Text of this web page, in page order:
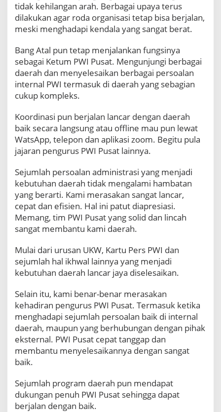
tidak kehilangan arah. Berbagai upaya terus
dilakukan agar roda organisasi tetap bisa berjalan,
meski menghadapi kendala yang sangat berat.
Bang Atal pun tetap menjalankan fungsinya
sebagai Ketum PWI Pusat. Mengunjungi berbagai
daerah dan menyelesaikan berbagai persoalan
internal PWI termasuk di daerah yang sebagian
cukup kompleks.
Koordinasi pun berjalan lancar dengan daerah
baik secara langsung atau offline mau pun lewat
WatsApp, telepon dan aplikasi zoom. Begitu pula
jajaran pengurus PWI Pusat lainnya.
Sejumlah persoalan administrasi yang menjadi
kebutuhan daerah tidak mengalami hambatan
yang berarti. Kami merasakan sangat lancar,
cepat dan efisien. Hal ini patut diapresiasi.
Memang, tim PWI Pusat yang solid dan lincah
sangat membantu kami daerah.
Mulai dari urusan UKW, Kartu Pers PWI dan
sejumlah hal ikhwal lainnya yang menjadi
kebutuhan daerah lancar jaya diselesaikan.
Selain itu, kami benar-benar merasakan
kehadiran pengurus PWI Pusat. Termasuk ketika
menghadapi sejumlah persoalan baik di internal
daerah, maupun yang berhubungan dengan pihak
eksternal. PWI Pusat cepat tanggap dan
membantu menyelesaikannya dengan sangat
baik.
Sejumlah program daerah pun mendapat
dukungan penuh PWI Pusat sehingga dapat
berjalan dengan baik.